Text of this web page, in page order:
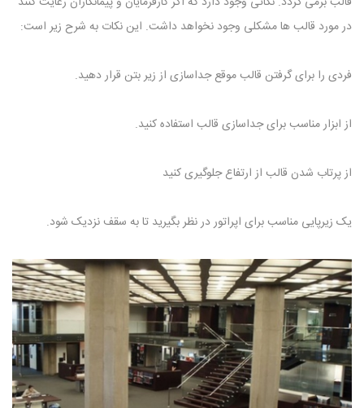
در مورد قالب ها مشکلی وجود نخواهد داشت. این نکات به شرح زیر است:
فردی را برای گرفتن قالب موقع جداسازی از زیر بتن قرار دهید.
از ابزار مناسب برای جداسازی قالب استفاده کنید.
از پرتاب شدن قالب از ارتفاع جلوگیری کنید
یک زیرپایی مناسب برای اپراتور در نظر بگیرید تا به سقف نزدیک شود.